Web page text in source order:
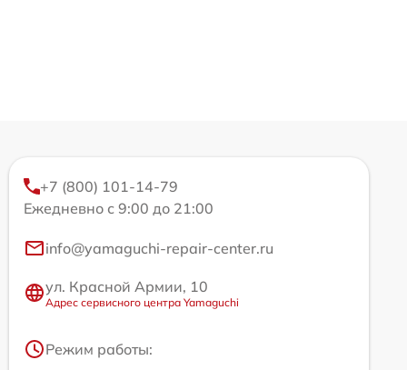
+7 (800) 101-14-79
Ежедневно с 9:00 до 21:00
info@yamaguchi-repair-center.ru
ул. Красной Армии, 10
Адрес сервисного центра Yamaguchi
Режим работы: